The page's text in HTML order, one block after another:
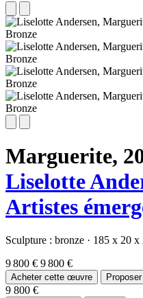
Marguerite,
Liselotte
Artistes
Sculpture : bronze · 185 x 20 x
9 800 € 9 800 €
Acheter cette œuvre
9 800 €